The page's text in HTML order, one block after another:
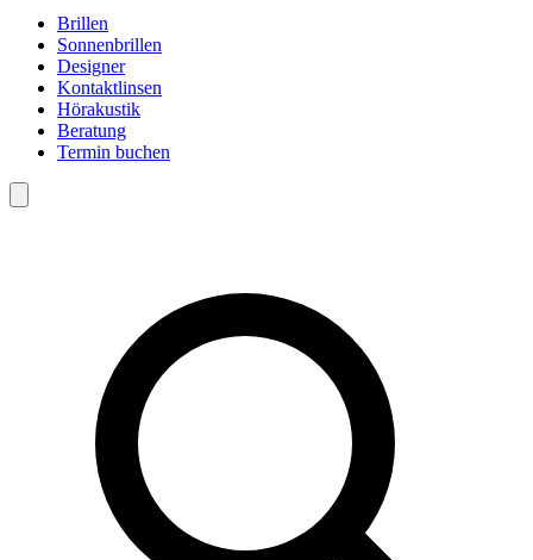
Brillen
Sonnenbrillen
Designer
Kontaktlinsen
Hörakustik
Beratung
Termin buchen